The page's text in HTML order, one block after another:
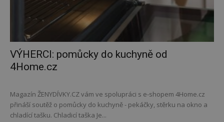
VÝHERCI: pomůcky do kuchyně od
4Home.cz
Magazín ŽENYDÍVKY.CZ vám ve spolupráci s e-shopem 4Home.cz
přináší soutěž o pomůcky do kuchyně - pekáčky, stěrku na okno a
chladící tašku. Chladicí taška Je...